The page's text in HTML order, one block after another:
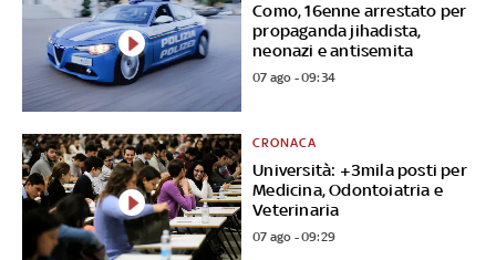
Como, 16enne arrestato per
propaganda jihadista,
neonazi e antisemita
07 ago - 09:34
Università: +3mila posti per
Medicina, Odontoiatria e
Veterinaria
CRONACA
07 ago - 09:29